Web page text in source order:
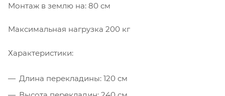
Монтаж в землю на: 80 см
Максимальная нагрузка 200 кг
Характеристики:
Длина перекладины: 120 см